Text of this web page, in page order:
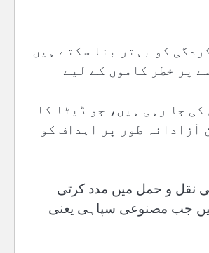
کو بہتر بنا سکتے ہیں
پر خطر کاموں کے لیے
جا رہی ہیں، جو ڈیٹا کا
آزادانہ طور پر اہداف کو
کی نقل و حمل میں مدد کرتی
جب مصنوعی سپاہی یعنی